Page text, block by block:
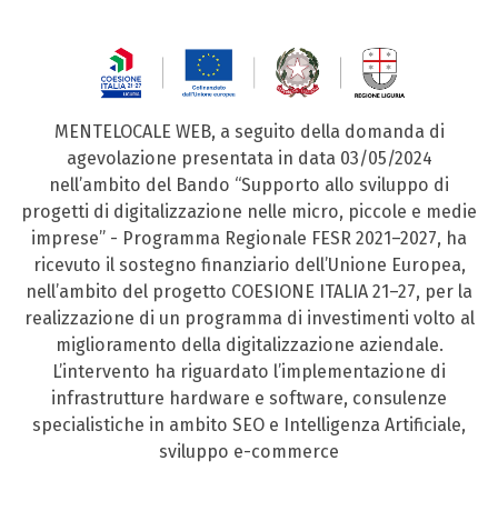
MENTELOCALE WEB, a seguito della domanda di
agevolazione presentata in data 03/05/2024
nell’ambito del Bando “Supporto allo sviluppo di
progetti di digitalizzazione nelle micro, piccole e medie
imprese” - Programma Regionale FESR 2021–2027, ha
ricevuto il sostegno finanziario dell’Unione Europea,
nell’ambito del progetto COESIONE ITALIA 21–27, per la
realizzazione di un programma di investimenti volto al
miglioramento della digitalizzazione aziendale.
L’intervento ha riguardato l’implementazione di
infrastrutture hardware e software, consulenze
specialistiche in ambito SEO e Intelligenza Artificiale,
sviluppo e-commerce